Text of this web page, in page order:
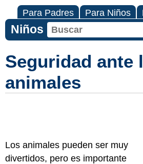
Para Padres Para Niños
Niños
Seguridad ante
animales
Los animales pueden ser muy
divertidos, pero es importante